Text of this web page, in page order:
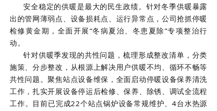
安全稳定的供暖是最大的民生政绩。针对冬季供暖暴露
出的管网薄弱点、设备损耗点、运行异常点，公司抢抓停暖
检修黄金期，全面开展“冬病夏治、冬患夏除”专项整治行
动。
针对供暖季发现的共性问题，梳理形成整改清单，分类
施策、分步整改，从根源上解决用户供暖不均、循环不畅等
共性问题。聚焦站点设备维保，全面启动停暖设备保养清洗
工作，扎实开展设备停运后检修、保养、除锈、调试全流程
工作。目前已完成22个站点锅炉设备常规维护、4台水热源